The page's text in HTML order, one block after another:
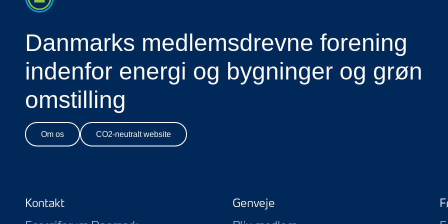
Danmarks medlemsdrevne forening
indenfor energi og bygninger og grøn
omstilling
Om os CO2-neutralt website
Kontakt
Genveje